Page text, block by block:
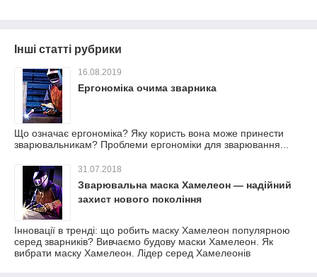
Інші статті рубрики
16.08.2019
Ергономіка очима зварника
Що означає ергономіка? Яку користь вона може принести
зварювальникам? Проблеми ергономіки для зварювання...
31.07.2018
Зварювальна маска Хамелеон — надійний
захист нового покоління
Інновації в тренді: що робить маску Хамелеон популярною
серед зварників? Вивчаємо будову маски Хамелеон. Як
вибрати маску Хамелеон. Лідер серед Хамелеонів